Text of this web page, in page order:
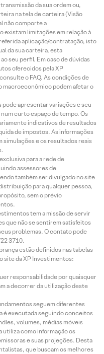
da sua ordem ou,
na tela de carteira (Visão
não comporte a
existam limitações em relação à
aplicação/contratação, isto
da sua carteira, esta
seu perfil. Em caso de dúvidas
oferecidos pela XP
o FAQ. As condições de
macroeconômico podem afetar o
apresentar variações e seu
curto espaço de tempo. Os
indicativos de resultados
de impostos. As informações
simulações e os resultados reais
para a rede de
assessores de
também ser divulgado no site
para qualquer pessoa,
sem o prévio
tem a missão de servir
que não se sentirem satisfeitos
problemas. O contato pode
3710.
estão definidos nas tabelas
site da XP Investimentos:
responsabilidade por quaisquer
a decorrer da utilização deste
seguem diferentes
é executada seguindo conceitos
volumes, médias móveis
utiliza como informação os
e suas projeções. Desta
que buscam os melhores